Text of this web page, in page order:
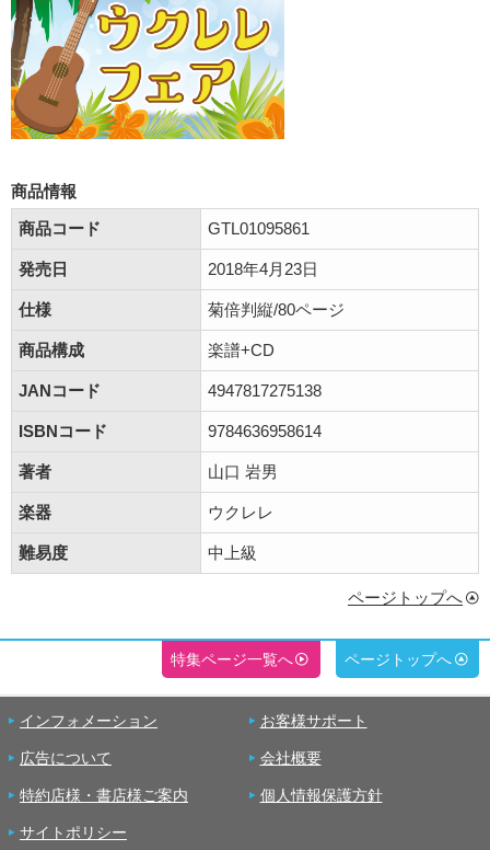
商品情報
商品コード
GTL01095861
発売日 2018年4月23日
仕様 菊倍判縦/80ページ
商品構成 楽譜+CD
JANコード 4947817275138
ISBNコード 9784636958614
著者 山口 岩男
楽器 ウクレレ
難易度 中上級
ページトップへ
特集ページ一覧へ ページトップへ
インフォメーション お客様サポート
広告について 会社概要
特約店様・書店様ご案内 個人情報保護方針
サイトポリシー